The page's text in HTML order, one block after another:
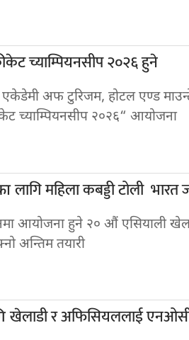
च्याम्पियनसीप २०२६ हुने
अफ टुरिजम, होटल एण्ड
च्याम्पियनसीप २०२६“ आयोजना
लागि महिला कबड्डी टोली भारत
आयोजना हुने २० औं एसियाली
अन्तिम तयारी
खेलाडी र अफिसियललाई